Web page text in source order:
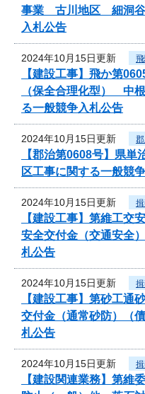
事業 古川地区 細洞谷
入札公告
2024年10月15日更新
【建設工事】飛か第
（保全合理化型） 中
る一般競争入札公告
2024年10月15日更新
【郡治第0608号】県
区工事に関する一般競
2024年10月15日更新
【建設工事】第維工交
安全交付金（交通安全
札公告
2024年10月15日更新
【建設工事】第砂工
交付金（通常砂防）（
札公告
2024年10月15日更新
【建設関連業務】第